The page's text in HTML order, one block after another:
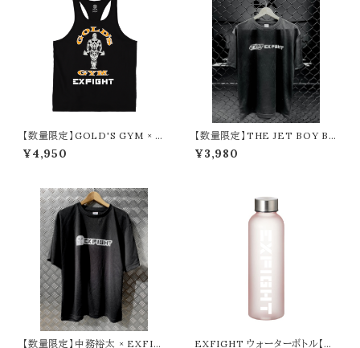
【数量限定】GOLD'S GYM × E
XFIGHT コットンスラブタンク
¥4,950
【数量限定】THE JET BOY BA
NGERZ 『YUHI ＆ AOI』 × EX
FIGHT Tシャツ
¥3,980
【数量限定】中務裕太 × EXFIG
EXFIGHT ウォーターボトル【57